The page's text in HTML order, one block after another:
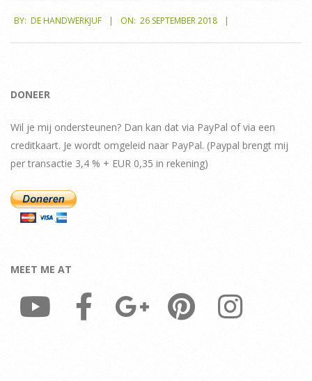
09-
26
BY: DE HANDWERKJUF ON: 26 SEPTEMBER 2018
DONEER
Wil je mij ondersteunen? Dan kan dat via PayPal of via een
creditkaart. Je wordt omgeleid naar PayPal. (Paypal brengt mij
per transactie 3,4 % + EUR 0,35 in rekening)
MEET ME AT